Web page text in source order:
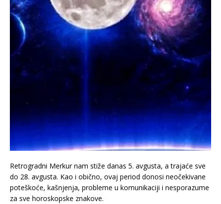
Retrogradni Merkur nam stiže danas 5. avgusta, a trajaće sve
do 28. avgusta. Kao i obično, ovaj period donosi neočekivane
poteškoće, kašnjenja, probleme u komunikaciji i nesporazume
za sve horoskopske znakove.